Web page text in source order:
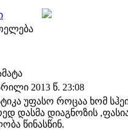
2013 წ. 23:08
უფასო როცაა ხომ
დასმა დიაგნოზის
წინასწინ.